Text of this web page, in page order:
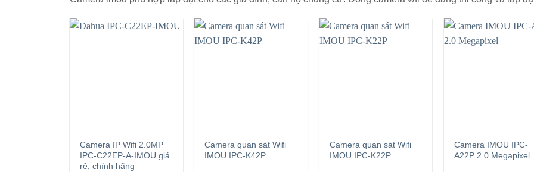
Camera IP Wifi 2.0MP
IPC-C22EP-A-IMOU giá
rẻ, chính hãng
Camera quan sát Wifi
IMOU IPC-K42P
Camera quan sát Wifi
IMOU IPC-K22P
Camera IMOU IPC-
A22P 2.0 Megapixel